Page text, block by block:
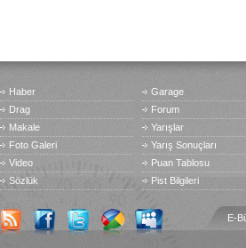
Haber Garage
Drag
Forum
Makale
Yarışlar
Foto Galeri
Yarış Sonuçları
Video
Puan Tablosu
Sözlük
Pist Bilgileri
E-